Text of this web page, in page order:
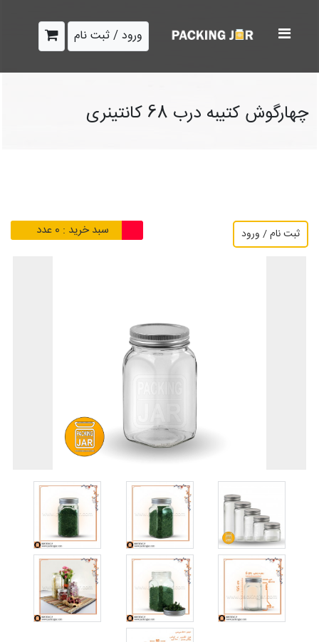
ورود / ثبت نام
چهارگوش کتیبه درب 68 کانتینری
سبد خرید : 0 عدد ثبت نام / ورود